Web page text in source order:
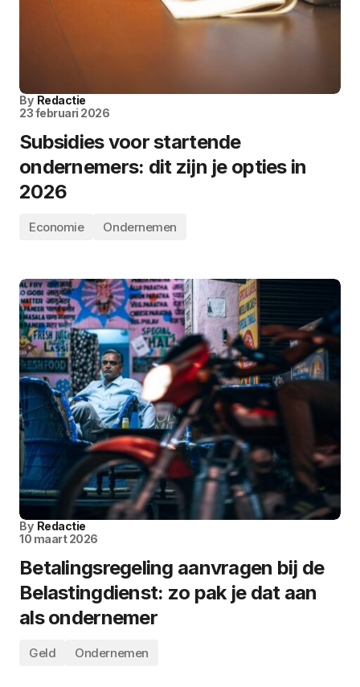
By Redactie
23 februari 2026
Subsidies voor startende
ondernemers: dit zijn je opties in
2026
Economie Ondernemen
By Redactie
10 maart 2026
Betalingsregeling aanvragen bij de
Belastingdienst: zo pak je dat aan
als ondernemer
Geld Ondernemen